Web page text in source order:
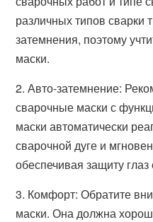
различных типов сварки
затемнения, поэтому
маски.
2. Авто-затемнение:
сварочные маски с
маски автоматически
сварочной дуге и
обеспечивая защиту
3. Комфорт: Обратите
маски. Она должна